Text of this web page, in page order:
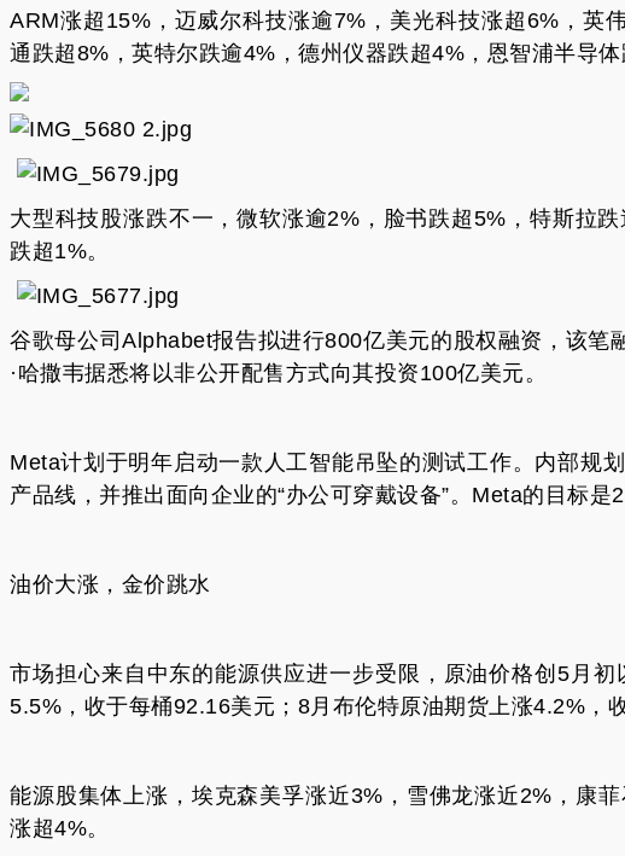
ARM涨超15%，迈威尔科技涨逾7%，美光科技涨超6%，英
通跌超8%，英特尔跌逾4%，德州仪器跌超4%，恩智浦半导体
大型科技股涨跌不一，微软涨逾2%，脸书跌超5%，特斯拉
跌超1%。
谷歌母公司Alphabet报告拟进行800亿美元的股权融资，该笔
·哈撒韦据悉将以非公开配售方式向其投资100亿美元。
Meta计划于明年启动一款人工智能吊坠的测试工作。内部规
产品线，并推出面向企业的“办公可穿戴设备”。Meta的目标是
油价大涨，金价跳水
市场担心来自中东的能源供应进一步受限，原油价格创5月
5.5%，收于每桶92.16美元；8月布伦特原油期货上涨4.2%，
能源股集体上涨，埃克森美孚涨近3%，雪佛龙涨近2%，康
涨超4%。